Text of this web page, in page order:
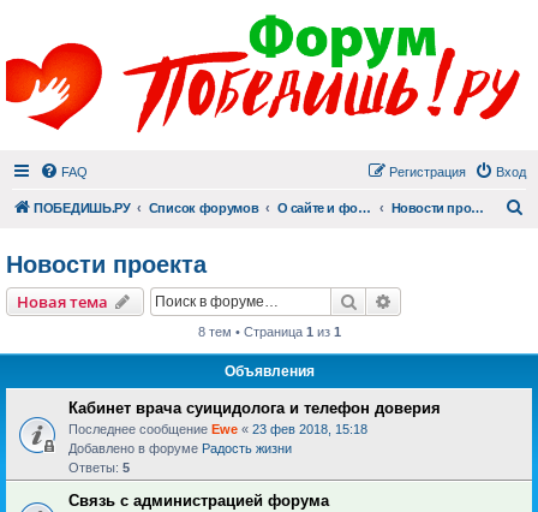
FAQ Вход
Регистрация
ПОБЕДИШЬ.РУ Список форумов О сайте и форуме Новости проекта
Новости проекта
Новая тема Поиск
8 тем • Страница 1 из 1
Объявления
Кабинет врача суицидолога и телефон доверия
Последнее сообщение Ewe « 23 фев 2018, 15:18
Добавлено в форуме Радость жизни
Ответы: 5
Связь с администрацией форума